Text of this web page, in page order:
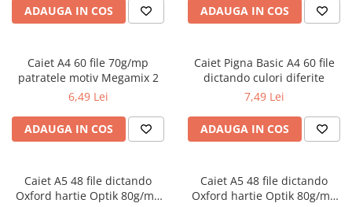
Radiere
Ascutițori
Mine și rezerve
Cretă școlară și creativă
Coperți caiete si cărți
Carnete pentru elevi
Lupe și articole educative
ADAUGA IN COS ADAUGA IN COS
Caiet A4 60 file 70g/mp
patratele motiv Megamix 2
6,49 Lei
ADAUGA IN COS
Caiet Pigna Basic A4 60 file
dictando culori diferite
7,49 Lei
ADAUGA IN COS
Caiet A5 48 file dictando
Oxford hartie Optik 80g/mp
Caiet A5 48 file dictando
Oxford hartie Optik 80g/mp